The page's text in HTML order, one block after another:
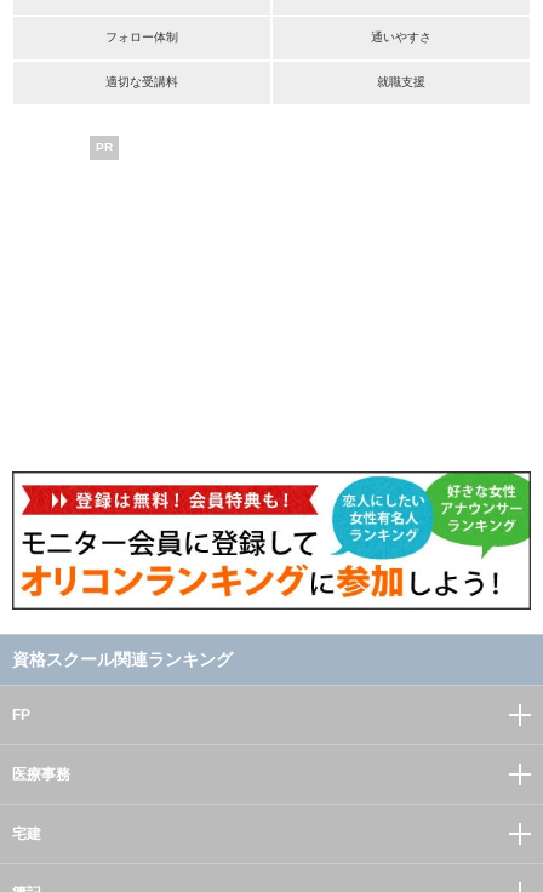
フォロー体制 通いやすさ
適切な受講料 就職支援
PR
資格スクール関連ランキング
FP
医療事務
宅建